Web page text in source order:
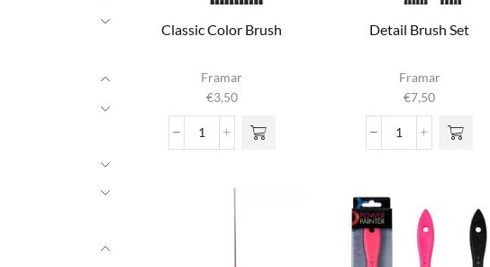
Classic Color Brush
Framar
€3,50
Classic
Detail Brush Set
Framar
€7,50
Detail